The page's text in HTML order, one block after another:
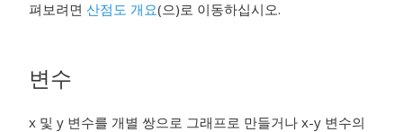
펴보려면 산점도 개요(으)로 이동하십시오.
변수
x 및 y 변수를 개별 쌍으로 그래프로 만들거나 x-y 변수의